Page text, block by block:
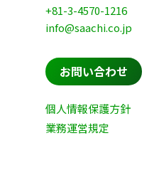
+81-3-4570-1216
info@saachi.co.jp
お問い合わせ
個人情報保護方針
業務運営規定